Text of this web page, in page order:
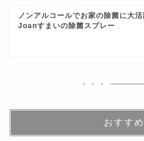
ノンアルコールでお家の除菌に大活
Joanすまいの除菌スプレー
おすす